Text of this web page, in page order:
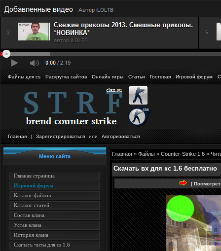
Файлы для cs Раскрутка сайтов Онлайн игры Статьи Гостевая Игровой форум
Главная | Зарегистрироваться или Авторизоваться
Меню сайта
Главная страница
Игровой форум
Каталог файлов
Каталог статей
Состав клана
Устав клана
История клана
Скачать читы для cs 1.6
Главная » Файлы » Counter-Strike 1.6 »
Cкачать вх для кс 1.6 бесплатно
[